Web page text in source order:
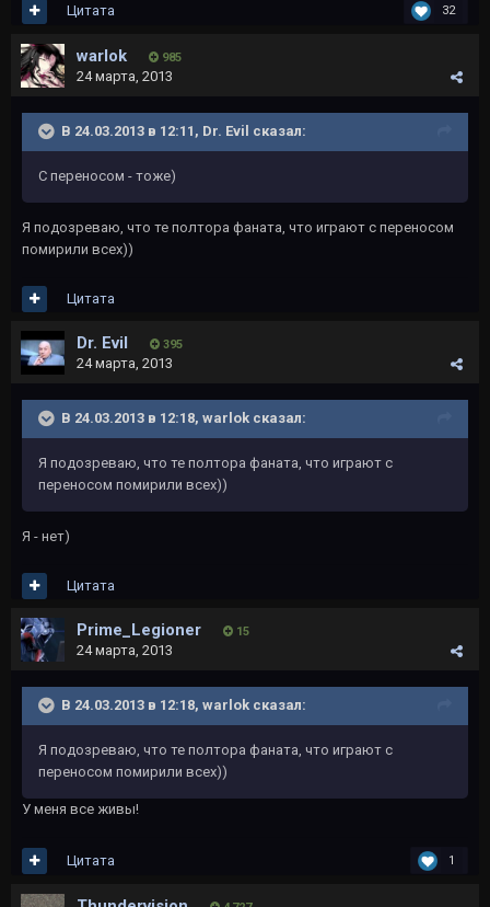
32
Цитата
warlok 985
24 марта, 2013
В 24.03.2013 в 12:11, Dr. Evil сказал:
С переносом - тоже)
Я подозреваю, что те полтора фаната, что играют с переносом
помирили всех))
Цитата
Dr. Evil 395
24 марта, 2013
В 24.03.2013 в 12:18, warlok сказал:
Я подозреваю, что те полтора фаната, что играют с
переносом помирили всех))
Я - нет)
Цитата
Prime_Legioner 15
24 марта, 2013
В 24.03.2013 в 12:18, warlok сказал:
Я подозреваю, что те полтора фаната, что играют с
переносом помирили всех))
У меня все живы!
1
Цитата